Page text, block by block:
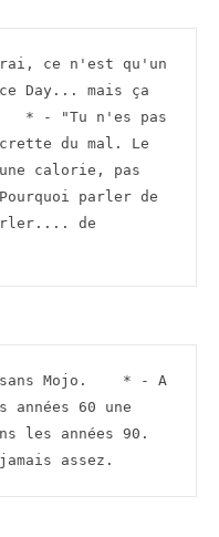
Day... mais ça
* - "Tu n'es pas
du mal. Le
calorie, pas
parler de
de
60 une
les années 90.
assez.